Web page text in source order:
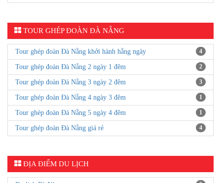
TOUR GHÉP ĐOÀN ĐÀ NẴNG
Tour ghép đoàn Đà Nẵng khởi hành hằng ngày 4
Tour ghép đoàn Đà Nẵng 2 ngày 1 đêm 2
Tour ghép đoàn Đà Nẵng 3 ngày 2 đêm 3
Tour ghép đoàn Đà Nẵng 4 ngày 3 đêm 1
Tour ghép đoàn Đà Nẵng 5 ngày 4 đêm 1
Tour ghép đoàn Đà Nẵng giá rẻ 4
ĐỊA ĐIỂM DU LỊCH